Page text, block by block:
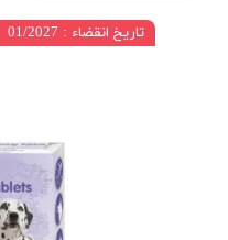
تاریخ انقضاء : 01/2027